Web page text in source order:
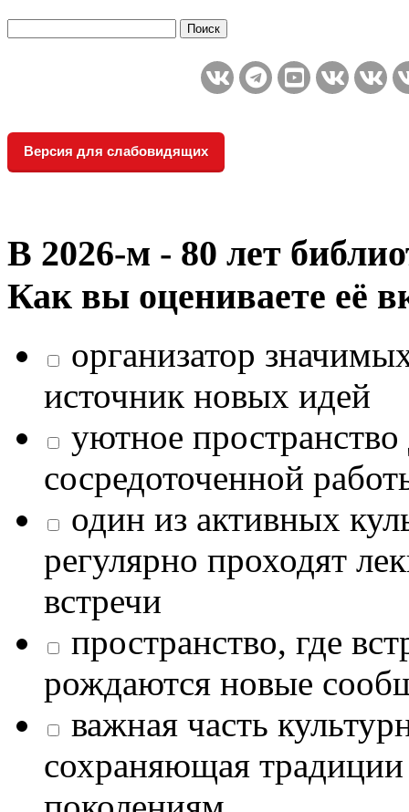
Версия для слабовидящих
В 2026‑м - 80 лет
Как вы оцениваете её
организатор
источник новых идей
уютное
сосредоточенной
один из активных
регулярно проходят
встречи
пространство, где
рождаются новые
важная часть
сохраняющая